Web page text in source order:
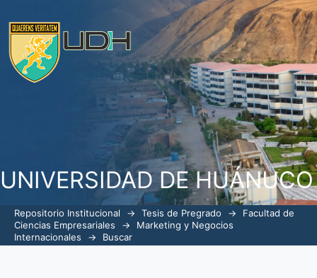
UNIVERSIDAD DE HUÁNUCO
Repositorio Institucional → Tesis de Pregrado →
Facultad de
Ciencias Empresariales
→
Marketing y Negocios
Internacionales
→ Buscar